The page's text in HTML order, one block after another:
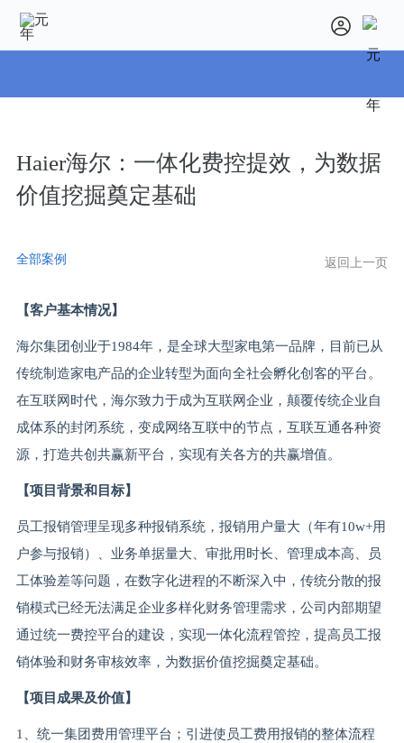
Haier海尔：一体化费控提效，为数据
价值挖掘奠定基础
全部案例 返回上一页
【客户基本情况】
海尔集团创业于1984年，是全球大型家电第一品牌，目前已从
传统制造家电产品的企业转型为面向全社会孵化创客的平台。
在互联网时代，海尔致力于成为互联网企业，颠覆传统企业自
成体系的封闭系统，变成网络互联中的节点，互联互通各种资
源，打造共创共赢新平台，实现有关各方的共赢增值。
【项目背景和目标】
员工报销管理呈现多种报销系统，报销用户量大（年有10w+用
户参与报销）、业务单据量大、审批用时长、管理成本高、员
工体验差等问题，在数字化进程的不断深入中，传统分散的报
销模式已经无法满足企业多样化财务管理需求，公司内部期望
通过统一费控平台的建设，实现一体化流程管控，提高员工报
销体验和财务审核效率，为数据价值挖掘奠定基础。
【项目成果及价值】
1、统一集团费用管理平台；引进使员工费用报销的整体流程